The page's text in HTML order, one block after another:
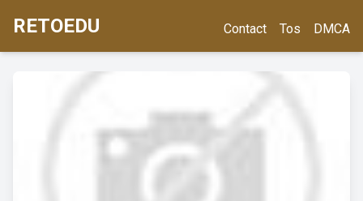
RETOEDU Contact Tos DMCA